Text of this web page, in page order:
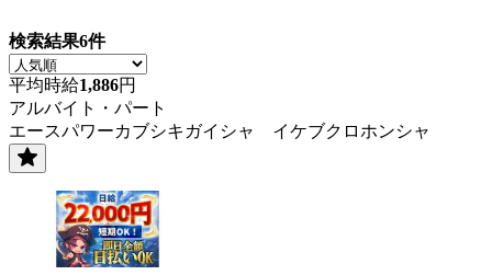
検索結果6件
平均時給1,886円
アルバイト・パート
エースパワーカブシキガイシャ イケブクロホンシャ